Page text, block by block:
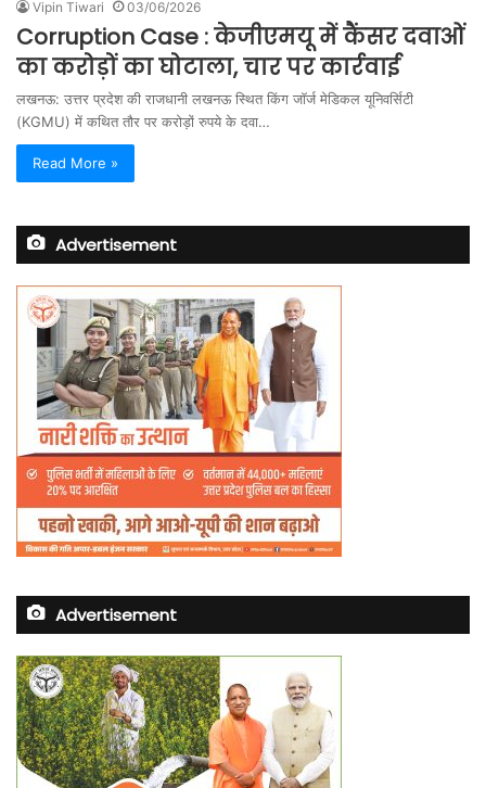
Vipin Tiwari 03/06/2026
Corruption Case : केजीएमयू में कैंसर दवाओं
का करोड़ों का घोटाला, चार पर कार्रवाई
लखनऊ: उत्तर प्रदेश की राजधानी लखनऊ स्थित किंग जॉर्ज मेडिकल यूनिवर्सिटी
(KGMU) में कथित तौर पर करोड़ों रुपये के दवा…
Read More »
Advertisement
Advertisement